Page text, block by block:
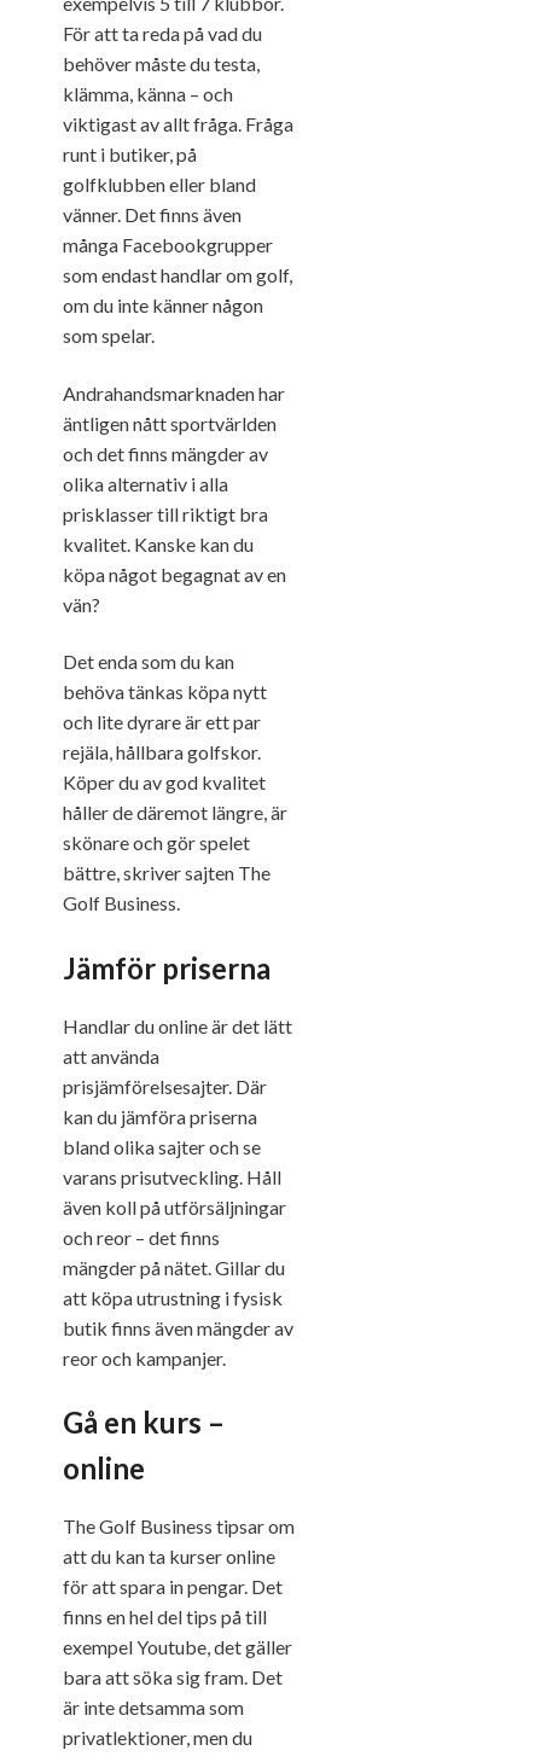
För att ta reda på vad du
behöver måste du testa,
klämma, känna – och
viktigast av allt fråga. Fråga
runt i butiker, på
golfklubben eller bland
vänner. Det finns även
många Facebookgrupper
som endast handlar om golf,
om du inte känner någon
som spelar.
Andrahandsmarknaden har
äntligen nått sportvärlden
och det finns mängder av
olika alternativ i alla
prisklasser till riktigt bra
kvalitet. Kanske kan du
köpa något begagnat av en
vän?
Det enda som du kan
behöva tänkas köpa nytt
och lite dyrare är ett par
rejäla, hållbara golfskor.
Köper du av god kvalitet
håller de däremot längre, är
skönare och gör spelet
bättre, skriver sajten The
Golf Business.
Jämför priserna
Handlar du online är det lätt
att använda
prisjämförelsesajter. Där
kan du jämföra priserna
bland olika sajter och se
varans prisutveckling. Håll
även koll på utförsäljningar
och reor – det finns
mängder på nätet. Gillar du
att köpa utrustning i fysisk
butik finns även mängder av
reor och kampanjer.
Gå en kurs –
online
The Golf Business tipsar om
att du kan ta kurser online
för att spara in pengar. Det
finns en hel del tips på till
exempel Youtube, det gäller
bara att söka sig fram. Det
är inte detsamma som
privatlektioner, men du